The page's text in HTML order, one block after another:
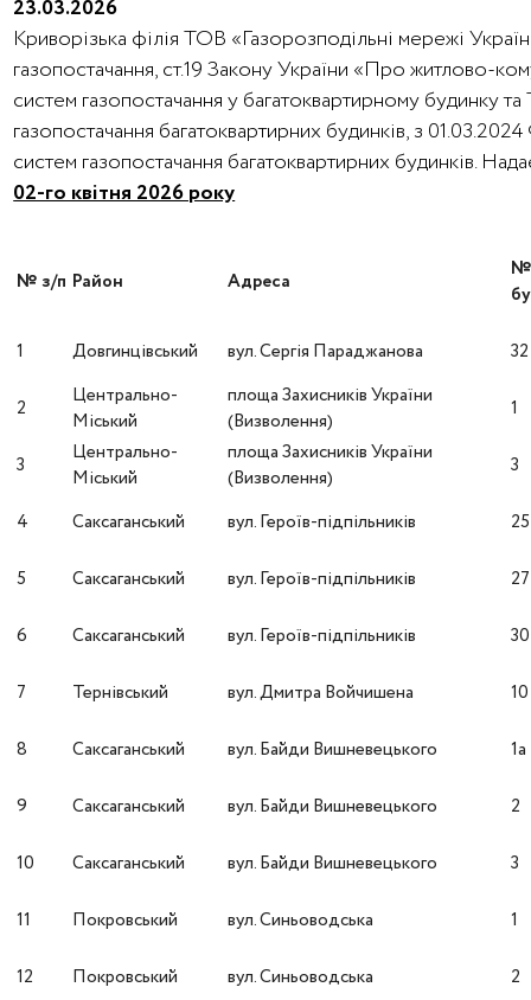
23.03.2026
Криворізька філія ТОВ «Газорозподільні мережі
газопостачання, ст.19 Закону України «Про житлово-
систем газопостачання у багатоквартирному будинку
газопостачання багатоквартирних будинків, з
систем газопостачання багатоквартирних будинків.
02-го квітня 2026 року
№ з/п Район Адреса
1 Довгинцівський вул. Сергія Параджанова 32
2
Центрально-
Міський
площа Захисників України
(Визволення)
1
3
Центрально-
Міський
площа Захисників України
(Визволення)
3
4 Саксаганський вул. Героїв-підпільників 25
5 Саксаганський вул. Героїв-підпільників 27
6 Саксаганський вул. Героїв-підпільників 30
7 Тернівський вул. Дмитра Войчишена 10
8 Саксаганський вул. Байди Вишневецького 1а
9 Саксаганський вул. Байди Вишневецького 2
10 Саксаганський вул. Байди Вишневецького 3
11 Покровський вул. Синьоводська 1
12 Покровський вул. Синьоводська 2